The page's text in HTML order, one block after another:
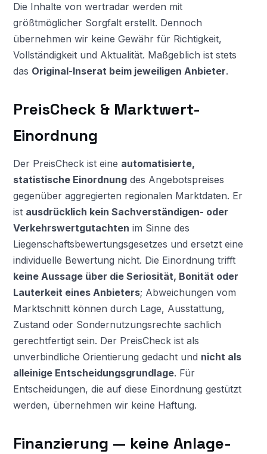
Die Inhalte von wertradar werden mit
größtmöglicher Sorgfalt erstellt. Dennoch
übernehmen wir keine Gewähr für Richtigkeit,
Vollständigkeit und Aktualität. Maßgeblich ist stets
das Original-Inserat beim jeweiligen Anbieter.
PreisCheck & Marktwert-
Einordnung
Der PreisCheck ist eine automatisierte,
statistische Einordnung des Angebotspreises
gegenüber aggregierten regionalen Marktdaten. Er
ist ausdrücklich kein Sachverständigen- oder
Verkehrswertgutachten im Sinne des
Liegenschaftsbewertungsgesetzes und ersetzt eine
individuelle Bewertung nicht. Die Einordnung trifft
keine Aussage über die Seriosität, Bonität oder
Lauterkeit eines Anbieters; Abweichungen vom
Marktschnitt können durch Lage, Ausstattung,
Zustand oder Sondernutzungsrechte sachlich
gerechtfertigt sein. Der PreisCheck ist als
unverbindliche Orientierung gedacht und nicht als
alleinige Entscheidungsgrundlage. Für
Entscheidungen, die auf diese Einordnung gestützt
werden, übernehmen wir keine Haftung.
Finanzierung — keine Anlage-